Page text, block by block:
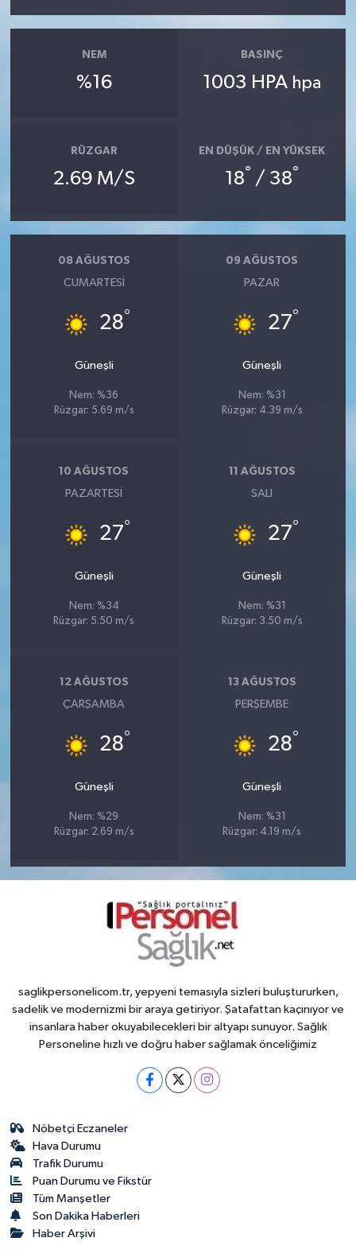
NEM
%16
BASINÇ
1003 HPA hpa
RÜZGAR
2.69 M/S
EN DÜŞÜK / EN YÜKSEK
18° / 38°
08 AĞUSTOS
CUMARTESI
28°
Güneşli
Nem: %36
Rüzgar: 5.69 m/s
09 AĞUSTOS
PAZAR
27°
Güneşli
Nem: %31
Rüzgar: 4.39 m/s
10 AĞUSTOS
PAZARTESI
27°
Güneşli
Nem: %34
Rüzgar: 5.50 m/s
11 AĞUSTOS
SALI
27°
Güneşli
Nem: %31
Rüzgar: 3.50 m/s
12 AĞUSTOS
ÇARŞAMBA
28°
Güneşli
Nem: %29
Rüzgar: 2.69 m/s
13 AĞUSTOS
PERŞEMBE
28°
Güneşli
Nem: %31
Rüzgar: 4.19 m/s
saglikpersonelicom.tr, yepyeni temasıyla sizleri buluştururken,
sadelik ve modernizmi bir araya getiriyor. Şatafattan kaçınıyor ve
insanlara haber okuyabilecekleri bir altyapı sunuyor. Sağlık
Personeline hızlı ve doğru haber sağlamak önceliğimiz
Nöbetçi Eczaneler
Hava Durumu
Trafik Durumu
Puan Durumu ve Fikstür
Tüm Manşetler
Son Dakika Haberleri
Haber Arşivi